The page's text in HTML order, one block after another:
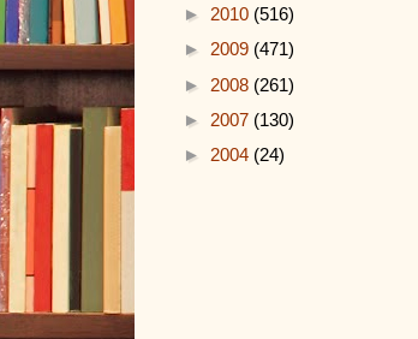
► 2010 (516)
► 2009 (471)
► 2008 (261)
► 2007 (130)
► 2004 (24)